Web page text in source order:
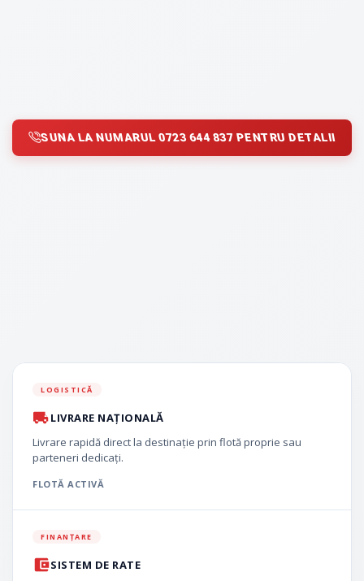
SUNA LA NUMARUL 0723 644 837 PENTRU DETALII
LOGISTICĂ
LIVRARE NAȚIONALĂ
Livrare rapidă direct la destinație prin flotă proprie sau
parteneri dedicați.
FLOTĂ ACTIVĂ
FINANȚARE
SISTEM DE RATE